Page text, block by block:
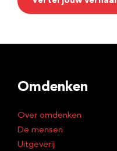
Omdenken
Over omdenken
De mensen
Uitgeverij